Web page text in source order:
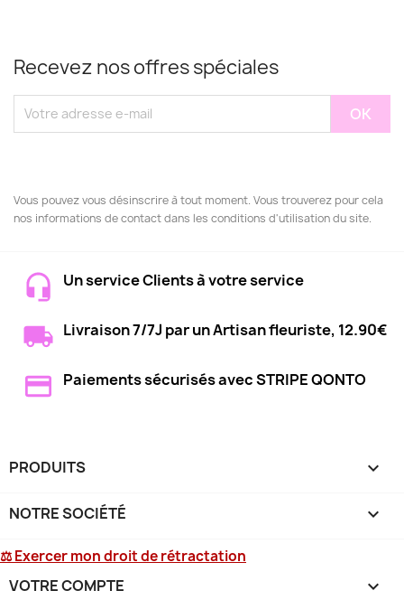
Recevez nos offres spéciales
Vous pouvez vous désinscrire à tout moment. Vous trouverez pour cela
nos informations de contact dans les conditions d'utilisation du site.
Un service Clients à votre service
Livraison 7/7J par un Artisan fleuriste, 12.90€
Paiements sécurisés avec STRIPE QONTO
PRODUITS 
NOTRE SOCIÉTÉ 
⚖ Exercer mon droit de rétractation
VOTRE COMPTE 